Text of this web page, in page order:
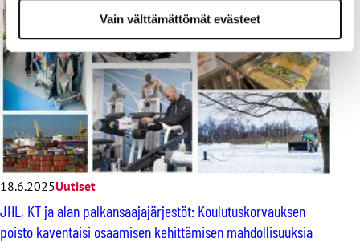
Vain välttämättömät evästeet
18.6.2025Uutiset
JHL, KT ja alan palkansaajajärjestöt: Koulutuskorvauksen
poisto kaventaisi osaamisen kehittämisen mahdollisuuksia